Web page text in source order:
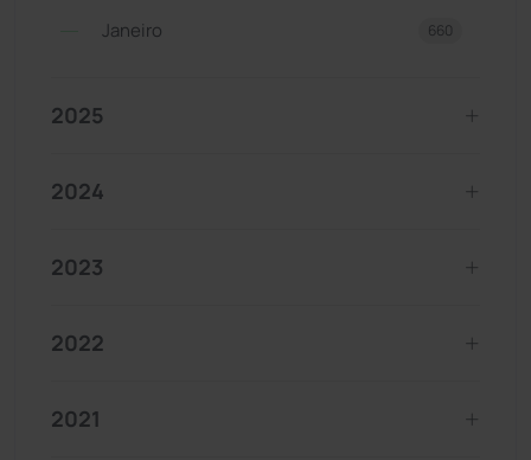
Janeiro 660
2025
2024
2023
2022
2021